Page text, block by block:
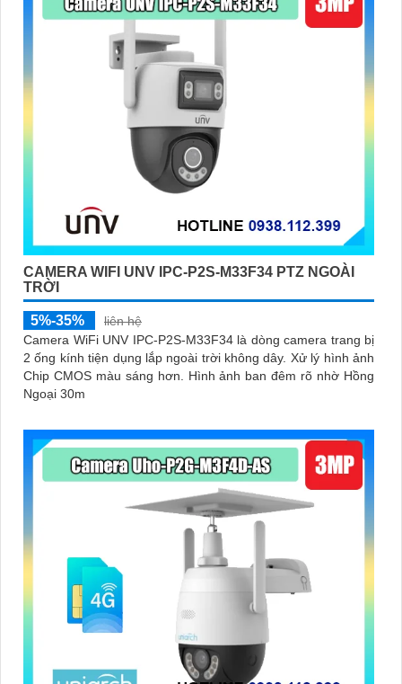
CAMERA WIFI UNV IPC-P2S-M33F34 PTZ NGOÀI
TRỜI
5%-35%
liên hệ
Camera WiFi UNV IPC-P2S-M33F34 là dòng camera trang bị
2 ống kính tiện dụng lắp ngoài trời không dây. Xử lý hình ảnh
Chip CMOS màu sáng hơn. Hình ảnh ban đêm rõ nhờ Hồng
Ngoại 30m